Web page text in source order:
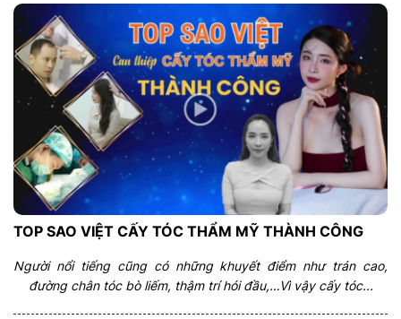
TOP SAO VIỆT CẤY TÓC THẨM MỸ THÀNH CÔNG
Người nổi tiếng cũng có những khuyết điểm như trán cao,
đường chân tóc bò liếm, thậm trí hói đầu,…Vì vậy cấy tóc...